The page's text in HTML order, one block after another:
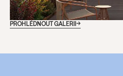
PROHLÉDNOUT GALERII